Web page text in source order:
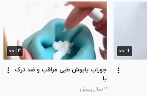
۰۰:۱۲ ۰۰:۱۳
جوراب پاپوش طبی مراقب و ضد ترک
پا
۲ سال پیش